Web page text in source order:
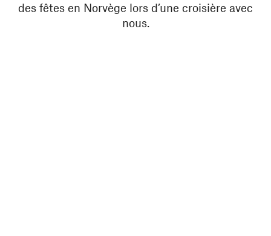
des fêtes en Norvège lors d’une croisière avec
nous.